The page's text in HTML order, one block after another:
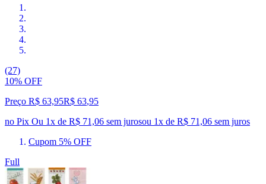
(27)
10% OFF
Preço R$ 63,95R$ 63,95
no Pix Ou 1x de R$ 71,06 sem jurosou 1x de R$ 71,06 sem juros
Cupom 5% OFF
Full